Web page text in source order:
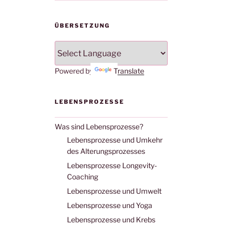
ÜBERSETZUNG
Powered by Translate
LEBENSPROZESSE
Was sind Lebensprozesse?
Lebensprozesse und Umkehr
des Alterungsprozesses
Lebensprozesse Longevity-
Coaching
Lebensprozesse und Umwelt
Lebensprozesse und Yoga
Lebensprozesse und Krebs